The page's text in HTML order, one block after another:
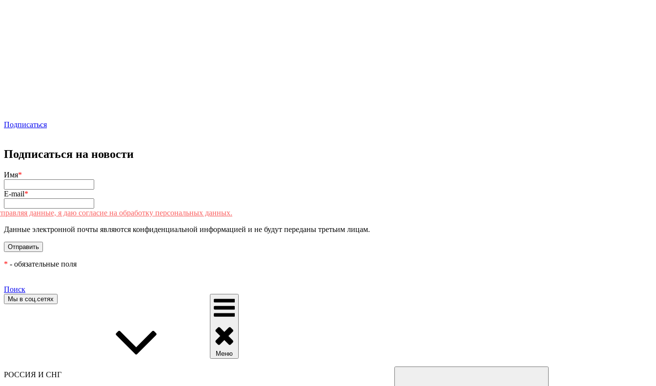
Подписаться
Подписаться на новости
Имя*
E-mail*
данные, я даю согласие на обработку персональных данных.
Данные электронной почты являются конфиденциальной информацией и не будут переданы третьим лицам.
* - обязательные поля
Поиск
Мы в соц.сетях
РОССИЯ И СНГ
Меню